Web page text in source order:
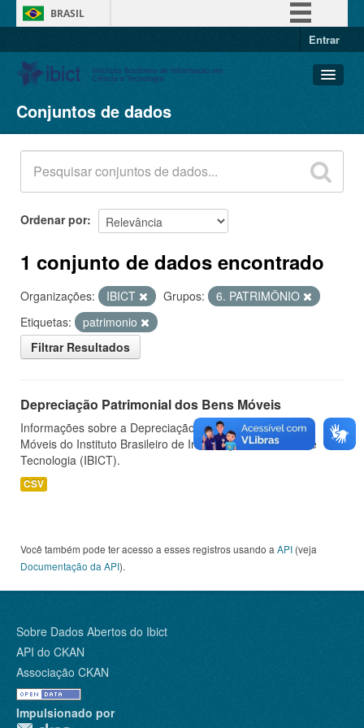
BRASIL
Entrar
Conjuntos de dados
Organizações
Grupos
Sobre
Conjuntos de dados
Ordenar por
1 conjunto de dados encontrado
Organizações: IBICT Grupos:
6. PATRIMÔNIO
Etiquetas:
patrimonio
Filtrar Resultados
Depreciação Patrimonial dos Bens Móveis
Informações sobre a Depreciação Patrimonial dos Bens
Móveis do Instituto Brasileiro de Informação em Ciência e
Tecnologia (IBICT).
CSV
Você também pode ter acesso a esses registros usando a API (veja
Documentação da API).
Sobre Dados Abertos do Ibict
API do CKAN
Associação CKAN
Impulsionado por